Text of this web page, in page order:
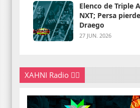
Elenco de Triple
NXT; Persa pierde máscara ante
Draego
27 JUN. 2026
XAHNI Radio 👇🏽